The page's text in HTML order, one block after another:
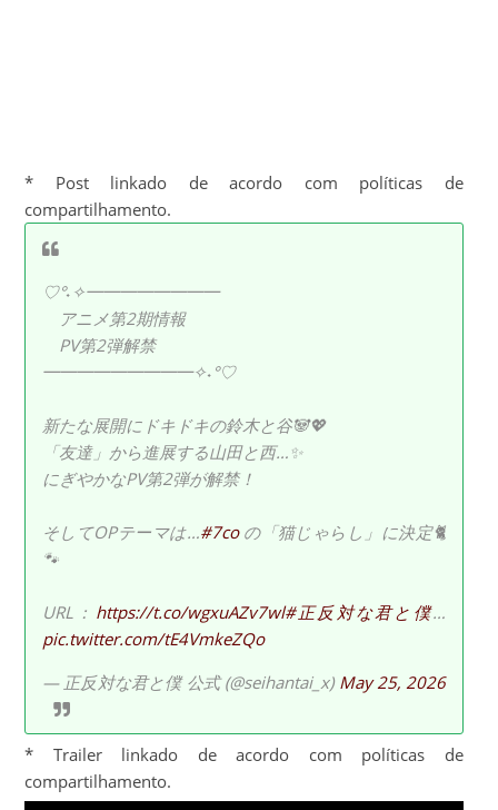
* Post linkado de acordo com políticas de
compartilhamento.
♡°˖✧━━━━━━━━
アニメ第2期情報
PV第2弾解禁
━━━━━━━━━✧˖°♡
新たな展開にドキドキの鈴木と谷🐼💖
「友達」から進展する山田と西…✨
にぎやかなPV第2弾が解禁！
そしてOPテーマは…#7coの「猫じゃらし」に決定🐈
🐾
URL： https://t.co/wgxuAZv7wl#正反対な君と僕…
pic.twitter.com/tE4VmkeZQo
— 正反対な君と僕 公式 (@seihantai_x) May 25, 2026
* Trailer linkado de acordo com políticas de
compartilhamento.